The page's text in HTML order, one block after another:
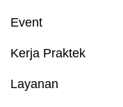
Event
Kerja Praktek
Layanan